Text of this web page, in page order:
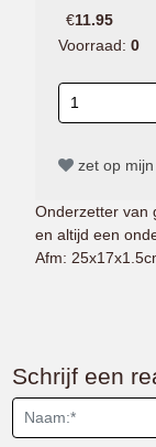
€11.95
Voorraad: 0
zet op mijn
Onderzetter van
en altijd een
Afm:
Schrijf een